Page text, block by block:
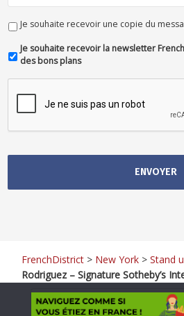
Je souhaite recevoir une copie du
Je souhaite recevoir la newsletter
des bons plans
FrenchDistrict > New York >Stand
Rodriguez – Signature Sotheby’s